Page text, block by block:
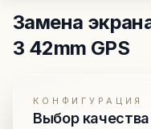
Замена
3 42mm GPS
КОНФИГУРАЦИЯ
Выбор